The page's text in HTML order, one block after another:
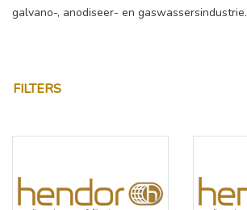
galvano-, anodiseer- en gaswassersindustrie.
FILTERS